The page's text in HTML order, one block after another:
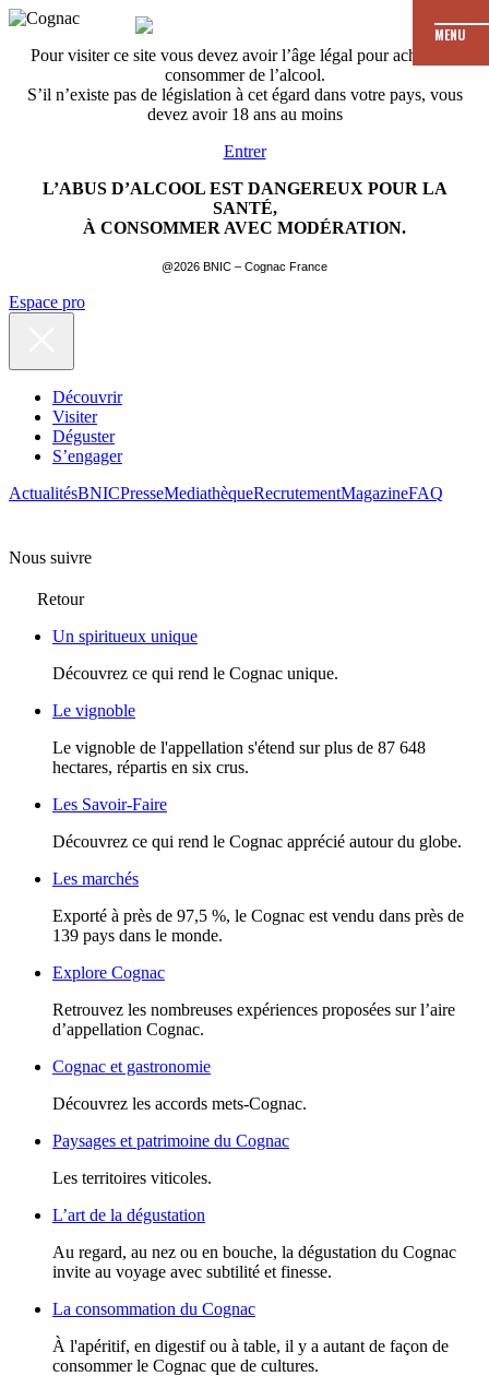
Pour visiter ce site vous devez avoir l’âge légal pour acheter et
consommer de l’alcool.
S’il n’existe pas de législation à cet égard dans votre pays, vous
devez avoir 18 ans au moins
Entrer
L’ABUS D’ALCOOL EST DANGEREUX POUR LA
SANTÉ,
À CONSOMMER AVEC MODÉRATION.
@2026 BNIC – Cognac France
MENU
Espace pro
Découvrir
Visiter
Déguster
S’engager
ActualitésBNICPresseMediathèqueRecrutementMagazineFAQ
Nous suivre
Retour
Un spiritueux unique
Découvrez ce qui rend le Cognac unique.
Le vignoble
Le vignoble de l'appellation s'étend sur plus de 87 648
hectares, répartis en six crus.
Les Savoir-Faire
Découvrez ce qui rend le Cognac apprécié autour du globe.
Les marchés
Exporté à près de 97,5 %, le Cognac est vendu dans près de
139 pays dans le monde.
Explore Cognac
Retrouvez les nombreuses expériences proposées sur l’aire
d’appellation Cognac.
Cognac et gastronomie
Découvrez les accords mets-Cognac.
Paysages et patrimoine du Cognac
Les territoires viticoles.
L’art de la dégustation
Au regard, au nez ou en bouche, la dégustation du Cognac
invite au voyage avec subtilité et finesse.
La consommation du Cognac
À l'apéritif, en digestif ou à table, il y a autant de façon de
consommer le Cognac que de cultures.